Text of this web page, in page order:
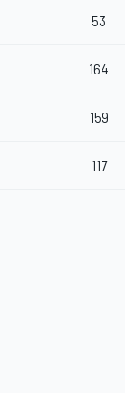
53
164
159
117